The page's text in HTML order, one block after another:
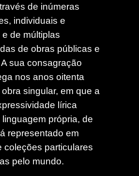
de inúmeras
individuais e
de múltiplas
de obras públicas e
sua consagração
nos anos oitenta
singular, em que a
lírica
própria, de
representado em
coleções particulares
pelo mundo.